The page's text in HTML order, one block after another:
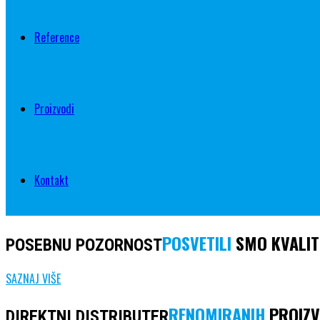
Reference
Proizvodi
Kontakt
POSEBNU POZORNOSTPOSVETILI SMO
SAZNAJ VIŠE
RENOMIRANIH